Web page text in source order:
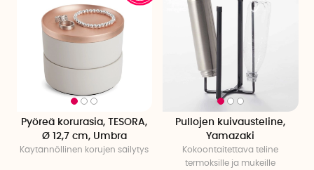
Pyöreä korurasia, TESORA,
Ø 12,7 cm, Umbra
Käytännöllinen korujen säilytys
Pullojen kuivausteline,
Yamazaki
Kokoontaitettava teline
termoksille ja mukeille